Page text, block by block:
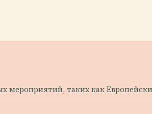
мероприятий, таких как